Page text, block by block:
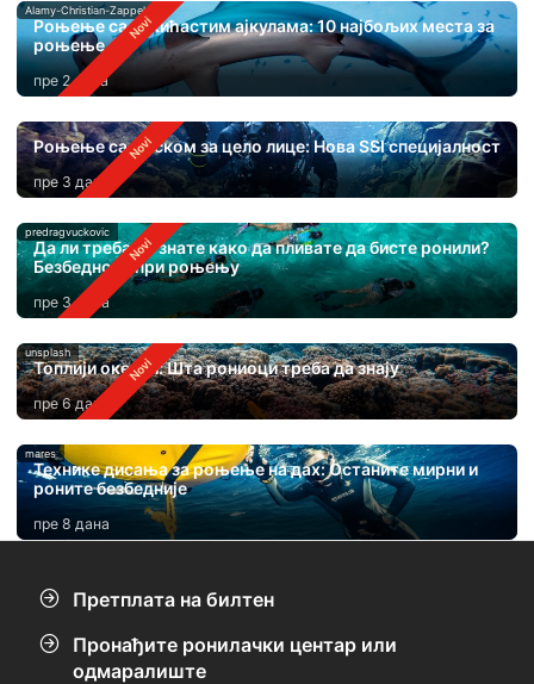
Alamy-Christian-Zappel
Роњење са чекићастим ајкулама: 10 најбољих места за
роњење
пре 2 дана
Роњење са маском за цело лице: Нова SSI специјалност
пре 3 дана
predragvuckovic
Да ли треба да знате како да пливате да бисте ронили?
Безбедност при роњењу
пре 3 дана
unsplash
Топлији океани: Шта рониоци треба да знају
пре 6 дана
mares
Технике дисања за роњење на дах: Останите мирни и
роните безбедније
пре 8 дана
Претплата на билтен
Пронађите ронилачки центар или
одмаралиште